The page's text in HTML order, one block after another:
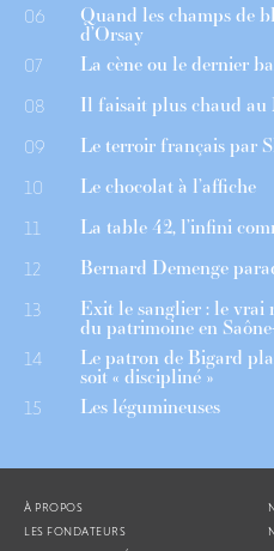
06 Quand les champs de
d’Orsay
07 La cène ou le dernier
08 Il faisait plus chaud au
09 Le terroir français par
10 Le chocolat à l’affiche
11 La table 42, l’infini
12 Bernard Demenge
13 Exit le sanglier : le vrai
du patrimoine en
14 Le patron de Bigard
soit « discipliné »
15 Les légumineuses
À PROPOS
LES FONDATEURS